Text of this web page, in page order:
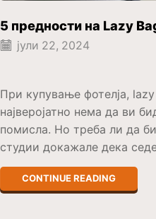
5 предности на Lazy
јули 22, 2024
При купување фотелја,
најверојатно нема да ви
помисла. Но треба ли да
студии докажале дека
CONTINUE READING